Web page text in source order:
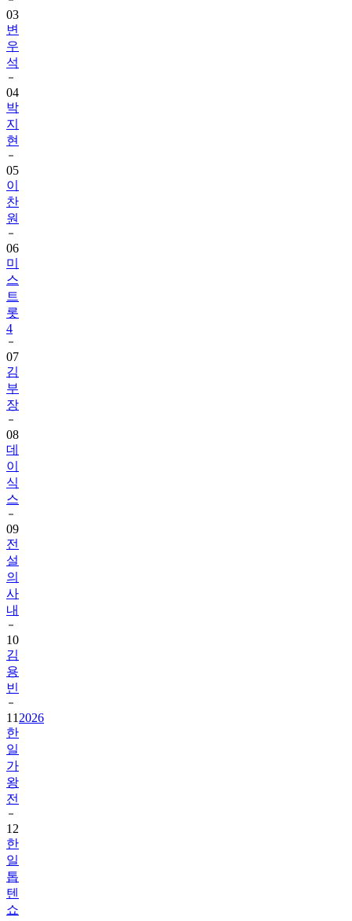
03
변
우
석
04
박
지
현
05
이
찬
원
06
미
스
트
롯
4
07
김
부
장
08
데
이
식
스
09
전
설
의
사
내
10
김
용
빈
11 2026
한
일
가
왕
전
12
한
일
톱
텐
쇼